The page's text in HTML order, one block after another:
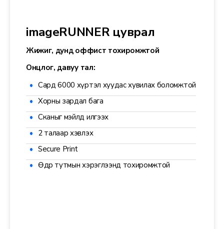
imageRUNNER цуврал
Жижиг, дунд оффист тохиромжтой
Онцлог, давуу тал:
Сард 6000 хүртэл хуудас хувилах боломжтой
Хорны зардал бага
Сканыг мэйлд илгээх
2 талаар хэвлэх
Secure Print
Өдөр тутмын хэрэглээнд тохиромжтой